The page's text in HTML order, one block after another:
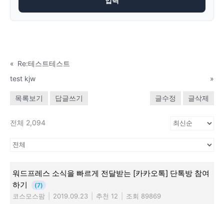
« Re:테스트테스트
test kjw
»
목록보기 답글쓰기 글수정 글삭제
전체 2,094
워드프레스 소식을 빠르게 전달받는 [카카오톡] 단톡방 참여
하기
(7)
코스모스팜 2019.09.23 추천 12 조회 89869